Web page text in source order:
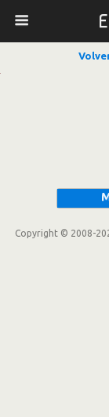
Copyright © 2008-